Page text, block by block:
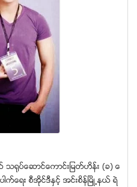
လ္ သ႐ုပ္ေဆာင္ေကာင္းျမတ္ဟိန္း (ခ) ေ
ါက္ေရး စီအုိင္ဒီႏွင့္ အင္းစိန္ၿမိဳ႕နယ္ ရဲ